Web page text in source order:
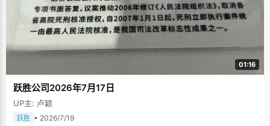
01:16
跃胜公司2026年7月17日
UP主: 卢颖
跃胜 • 2026/7/19